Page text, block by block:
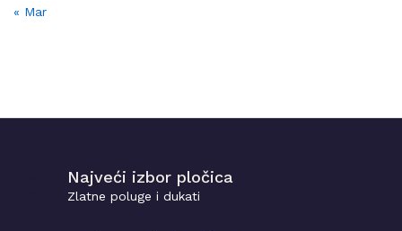
« Mar
Najveći izbor pločica
Zlatne poluge i dukati